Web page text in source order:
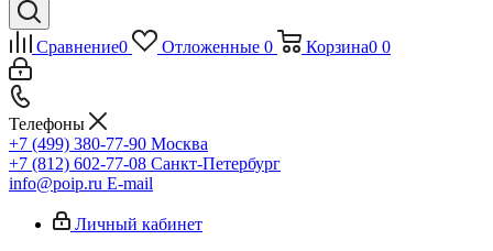
Сравнение0 Отложенные 0 Корзина0 0
Телефоны
+7 (499) 380-77-90 Москва
+7 (812) 602-77-08 Санкт-Петербург
info@poip.ru E-mail
Личный кабинет